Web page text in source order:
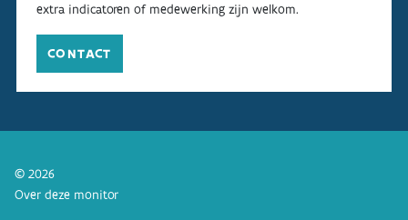
extra indicatoren of medewerking zijn welkom.
CONTACT
© 2026
Over deze monitor